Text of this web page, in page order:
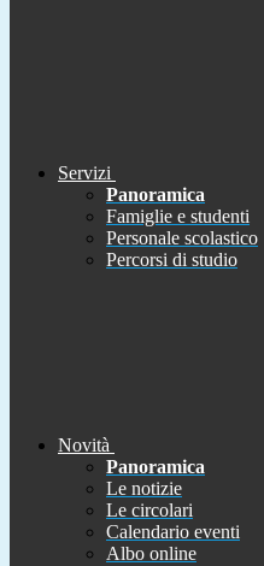
Servizi
Panoramica
Famiglie e studenti
Personale scolastico
Percorsi di studio
Novità
Panoramica
Le notizie
Le circolari
Calendario eventi
Albo online